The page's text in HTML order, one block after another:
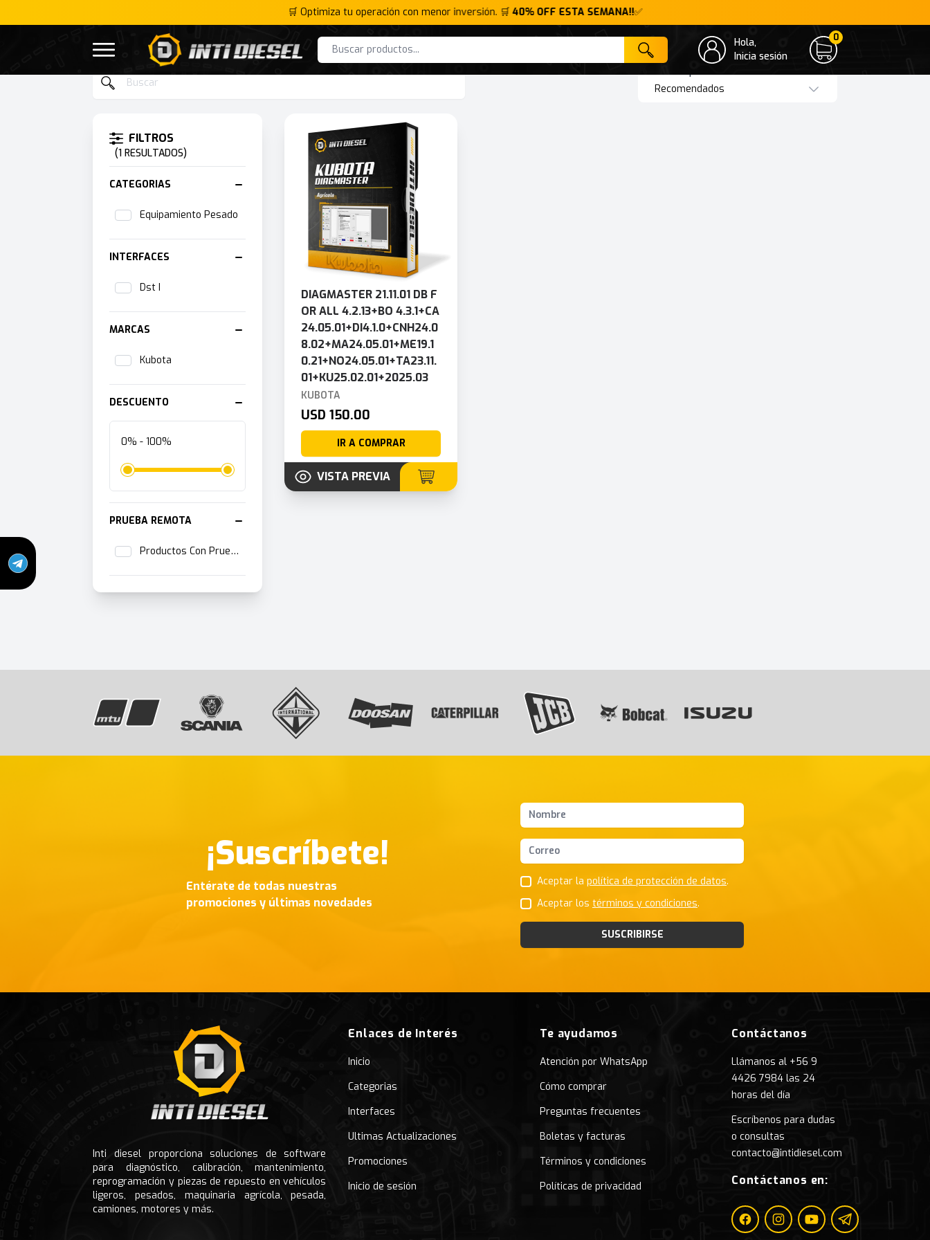
🛒 Optimiza tu operación con menor inversión. 🛒40% OFF ESTA SEMANA!!✅
Open menu
Inti Diesel
Hola,
Inicia sesión
Cart
0
HOME INTERFACE DST I
Recomendados
FILTROS
(1 RESULTADOS)
CATEGORIAS
Equipamiento Pesado
INTERFACES
Dst I
MARCAS
Kubota
DESCUENTO
0% - 100%
PRUEBA REMOTA
Productos Con Prueba Remota
DIAGMASTER 21.11.01 DB F
OR ALL 4.2.13+BO 4.3.1+CA
24.05.01+DI4.1.0+CNH24.0
8.02+MA24.05.01+ME19.1
0.21+NO24.05.01+TA23.11.
01+KU25.02.01+2025.03
KUBOTA
USD 150.00
IR A COMPRAR
VISTA PREVIA
¡Suscríbete!
Entérate de todas nuestras
promociones y últimas novedades
Nombres y apellidos
Correo Electrónico
Aceptar la política de protección de datos.
Aceptar los términos y condiciones.
SUSCRIBIRSE
Inti diesel proporciona soluciones de software
para diagnóstico, calibración, mantenimiento,
reprogramación y piezas de repuesto en vehículos
ligeros, pesados, maquinaria agrícola, pesada,
camiones, motores y más.
Enlaces de Interés
Inicio
Categorias
Interfaces
Ultimas Actualizaciones
Promociones
Inicio de sesión
Te ayudamos
Atención por WhatsApp
Cómo comprar
Preguntas frecuentes
Boletas y facturas
Términos y condiciones
Políticas de privacidad
Contáctanos
Llámanos al +56 9
4426 7984 las 24
horas del día
Escríbenos para dudas
o consultas
contacto@intidiesel.com
Contáctanos en:
FacebookInstagramYoutubeTelegram